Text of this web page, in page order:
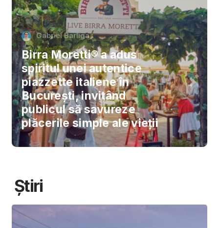
Gabriel Barliga
Birra Moretti® a adus
spiritul unei autentice
piazzette italiene în
București, invitând
publicul să savureze
plăcerile simple ale vieții
Știri